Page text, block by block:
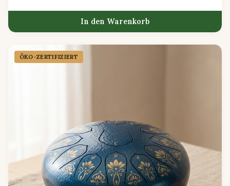
In den Warenkorb
ÖKO-ZERTIFIZIERT